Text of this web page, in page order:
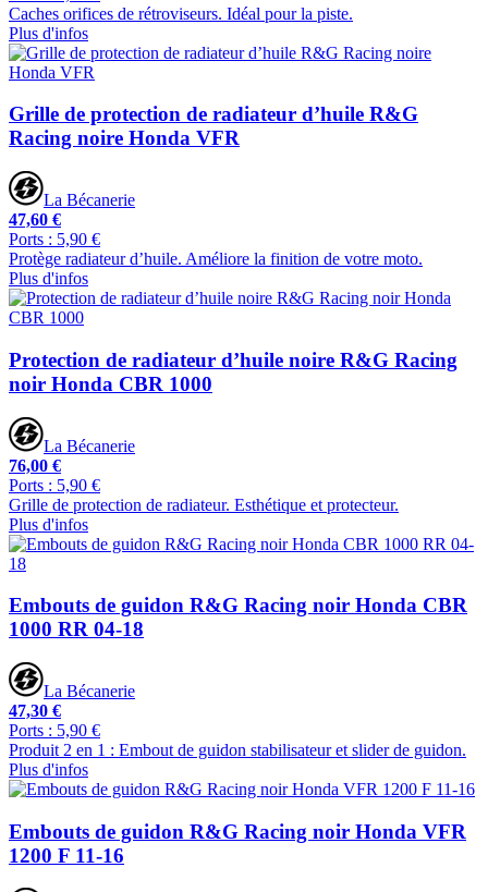
Caches orifices de rétroviseurs. Idéal pour la piste.
Plus d'infos
Grille de protection de radiateur d’huile R&G
Racing noire Honda VFR
La Bécanerie
47,60 €
Ports : 5,90 €
Protège radiateur d’huile. Améliore la finition de votre moto.
Plus d'infos
Protection de radiateur d’huile noire R&G Racing
noir Honda CBR 1000
La Bécanerie
76,00 €
Ports : 5,90 €
Grille de protection de radiateur. Esthétique et protecteur.
Plus d'infos
Embouts de guidon R&G Racing noir Honda CBR
1000 RR 04-18
La Bécanerie
47,30 €
Ports : 5,90 €
Produit 2 en 1 : Embout de guidon stabilisateur et slider de guidon.
Plus d'infos
Embouts de guidon R&G Racing noir Honda VFR
1200 F 11-16